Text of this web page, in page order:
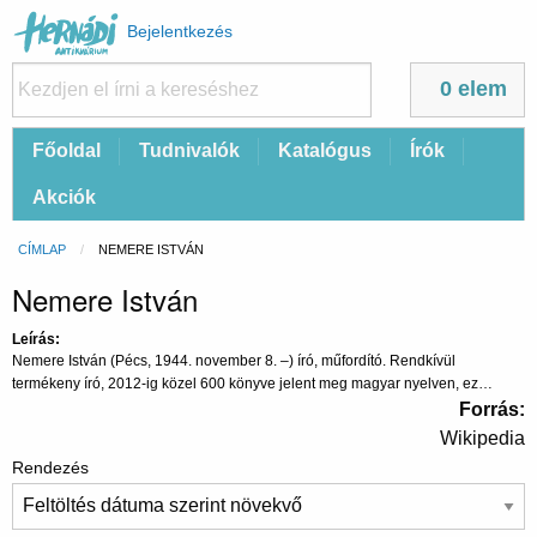
Felhasználói
fiók
menüje
Bejelentkezés
0 elem
FőFőoldal Tudnivalók Katalógus Írók
Akciók
Morzsa
CÍMLAP CURRENT:
NEMERE ISTVÁN
Nemere István
Leírás
Nemere István (Pécs, 1944. november 8. –) író, műfordító. Rendkívül
termékeny író, 2012-ig közel 600 könyve jelent meg magyar nyelven, ez
egyébként magyar rekord. Műveinek eladási példányszámai megközelítették a
tizenegymilliót. Főleg sci-fi könyvei és a paranormális jelenségekkel foglalkozó
művei tették ismertté, de több más műfajban is publikál. Számos nyelven adták
ki műveit, köztük perzsa és eszperantó nyelven is. Az 1990-es években kétszer
egymásután megválasztották a Nemzetközi PEN Club eszperantó csoportja
Forrás
Wikipedia
Rendezés